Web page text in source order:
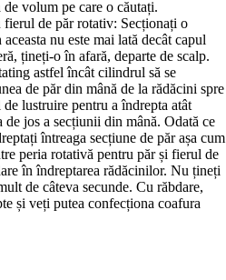
volum pe care o căutați.
de păr rotativ: Secționați o
nu este mai lată decât capul
țineți-o în afară, departe de scalp.
astfel încât cilindrul să se
de păr din mână de la rădăcini spre
lustruire pentru a îndrepta atât
de jos a secțiunii din mână. Odată ce
întreaga secțiune de păr așa cum
peria rotativă pentru păr și fierul de
în îndreptarea rădăcinilor. Nu țineți
de câteva secunde. Cu răbdare,
și veți putea confecționa coafura